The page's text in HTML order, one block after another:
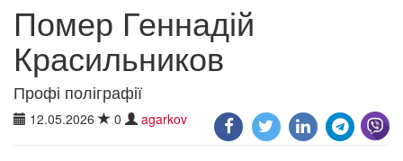
Помер Геннадій
Красильников
Профі поліграфії
12.05.2026 0 agarkov